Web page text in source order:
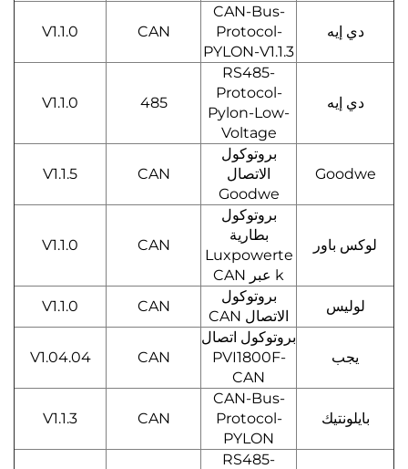
دي إيه
CAN-Bus-
Protocol-
PYLON-V1.1.3
CAN
V1.1.0
دي إيه
RS485-
Protocol-
Pylon-Low-
Voltage
485
V1.1.0
Goodwe
بروتوكول
الاتصال
Goodwe
CAN
V1.1.5
لوكس باور
بروتوكول
بطارية
Luxpowerte
k عبر CAN
CAN
V1.1.0
لوليس
بروتوكول
الاتصال CAN
CAN
V1.1.0
يجب
بروتوكول اتصال
PVI1800F-
CAN
CAN
V1.04.04
بايلونتيك
CAN-Bus-
Protocol-
PYLON
CAN
V1.1.3
RS485-